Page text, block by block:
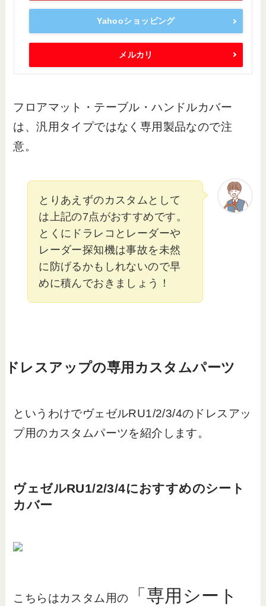
Yahooショッピング
メルカリ
フロアマット・テーブル・ハンドルカバー
は、汎用タイプではなく専用製品なので注
意。
とりあえずのカスタムとして
は上記の7点がおすすめです。
とくにドラレコとレーダーや
レーダー探知機は事故を未然
に防げるかもしれないので早
めに積んでおきましょう！
ドレスアップの専用カスタムパーツ
というわけでヴェゼルRU1/2/3/4のドレスアッ
プ用のカスタムパーツを紹介します。
ヴェゼルRU1/2/3/4におすすめのシート
カバー
こちらはカスタム用の
「専用シート